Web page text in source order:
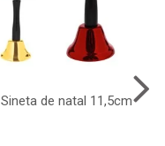
Sineta de natal 11,5cm